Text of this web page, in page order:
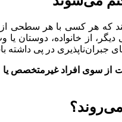
که هر کسی با هر سطحی
از خانواده، دوستان
جبران‌ناپذیری در پی داشته
از سوی افراد غیرمتخصص